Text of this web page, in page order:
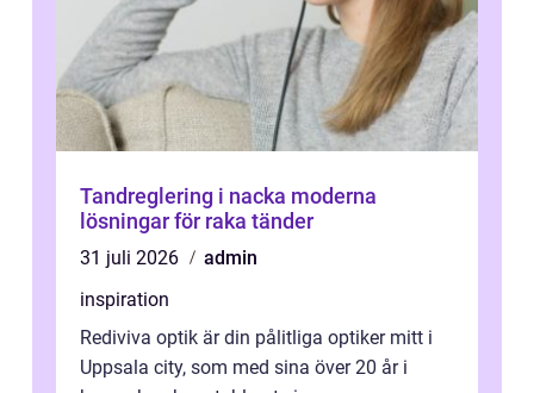
Tandreglering i nacka moderna
lösningar för raka tänder
31 juli 2026
admin
inspiration
Rediviva optik är din pålitliga optiker mitt i
Uppsala city, som med sina över 20 år i